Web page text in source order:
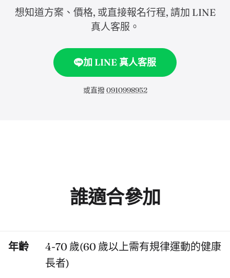
想知道方案、價格, 或直接報名行程, 請加 LINE
真人客服。
加 LINE 真人客服
或直撥0910998952
誰適合參加
年齡
4-70 歲(60 歲以上需有規律運動的健康
長者)